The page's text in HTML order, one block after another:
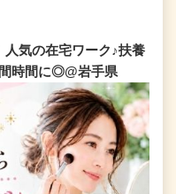
気の在宅ワーク♪扶養
時間に◎@岩手県